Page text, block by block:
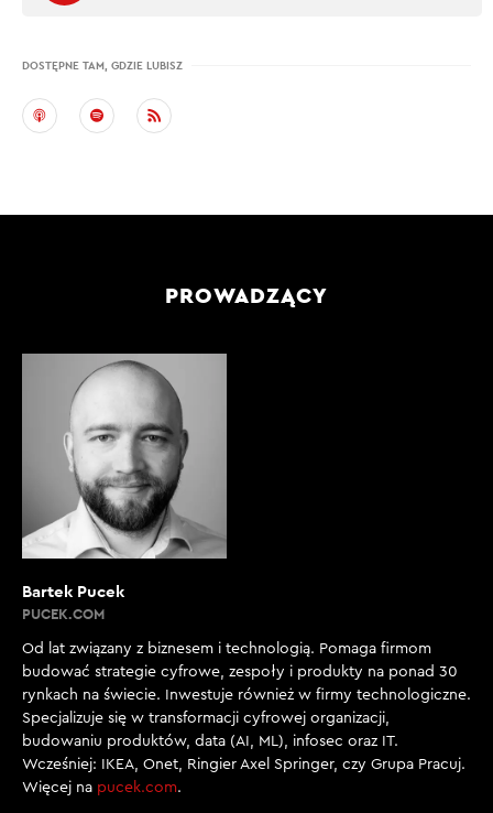
DOSTĘPNE TAM, GDZIE LUBISZ
PROWADZĄCY
Bartek Pucek
PUCEK.COM
Od lat związany z biznesem i technologią. Pomaga firmom
budować strategie cyfrowe, zespoły i produkty na ponad 30
rynkach na świecie. Inwestuje również w firmy technologiczne.
Specjalizuje się w transformacji cyfrowej organizacji,
budowaniu produktów, data (AI, ML), infosec oraz IT.
Wcześniej: IKEA, Onet, Ringier Axel Springer, czy Grupa Pracuj.
Więcej na pucek.com.